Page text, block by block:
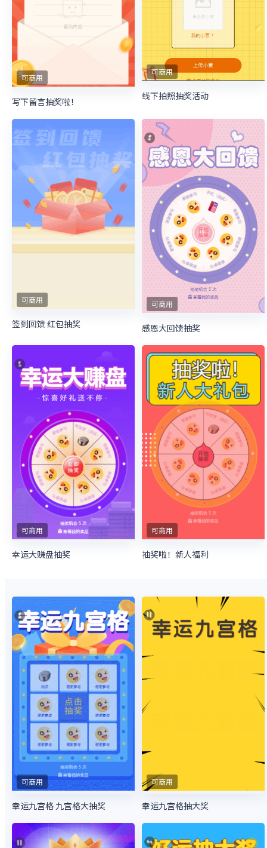
可商用
写下留言抽奖啦！
可商用
线下拍照抽奖活动
可商用
签到回馈 红包抽奖
可商用
感恩大回馈抽奖
可商用
幸运大赚盘抽奖
可商用
抽奖啦！新人福利
可商用
幸运九宫格 九宫格大抽奖
可商用
幸运九宫格抽大奖